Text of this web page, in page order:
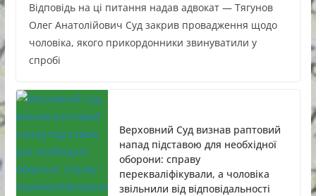
Відповідь на ці питання надав адвокат — Тягунов
Олег Анатолійович Суд закрив провадження щодо
чоловіка, якого прикордонники звинуватили у
спробі
Верховний Суд визнав раптовий
напад підставою для необхідної
оборони: справу
перекваліфікували, а чоловіка
звільнили від відповідальності